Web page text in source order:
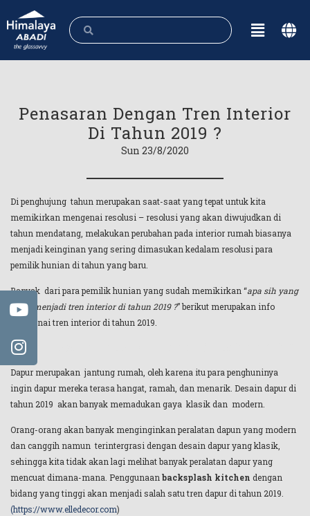
Penasaran Dengan Tren Interior
Di Tahun 2019 ?
Sun 23/8/2020
Di penghujung tahun merupakan saat-saat yang tepat untuk kita
memikirkan mengenai resolusi – resolusi yang akan diwujudkan di
tahun mendatang, melakukan perubahan pada interior rumah biasanya
menjadi keinginan yang sering dimasukan kedalam resolusi para
pemilik hunian di tahun yang baru.
Banyak dari para pemilik hunian yang sudah memikirkan “apa sih yang
akan menjadi tren interior di tahun 2019 ?” berikut merupakan info
mengenai tren interior di tahun 2019.
Tren Desain Interior Dapur di tahun 2019
Dapur merupakan jantung rumah, oleh karena itu para penghuninya
ingin dapur mereka terasa hangat, ramah, dan menarik. Desain dapur di
tahun 2019 akan banyak memadukan gaya klasik dan modern.
Orang-orang akan banyak menginginkan peralatan dapun yang modern
dan canggih namun terintergrasi dengan desain dapur yang klasik,
sehingga kita tidak akan lagi melihat banyak peralatan dapur yang
mencuat dimana-mana. Penggunaan backsplash kitchen dengan
bidang yang tinggi akan menjadi salah satu tren dapur di tahun 2019.
(https://www.elledecor.com)